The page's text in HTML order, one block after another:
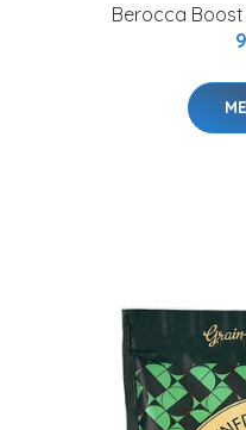
Berocca